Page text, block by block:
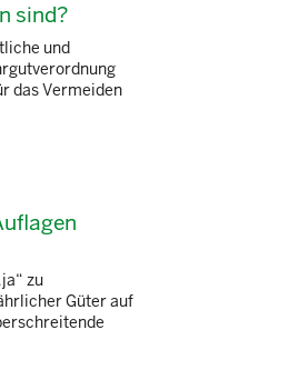
sind?
und
das Vermeiden
zu
Güter auf